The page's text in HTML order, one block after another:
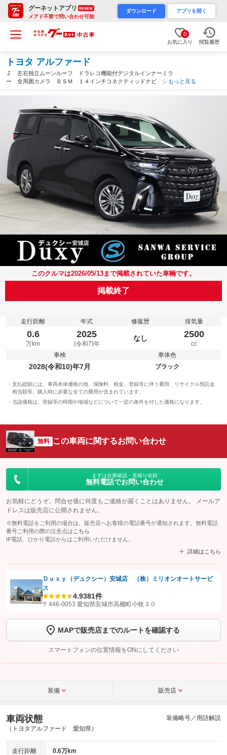
グーネットアプリ RENEW
メアド不要で問い合わせ可能
ダウンロード アプリを開く
0
お気に入り 閲覧履歴
トヨタ アルファード
Ｚ 左右独立ムーンルーフ ドラレコ機能付デジタルインナーミラ
ー 全周囲カメラ ＢＳＭ １４インチコネクティッドナビ シー
トメモリー付パワーシート シートヒーター＆ベンチレーション
ステアリングヒーター（愛知県）
もっと見る
このクルマは2026/05/13まで掲載されていた車輛です。
掲載終了
走行距離
0.6
万km
年式
2025
(令和7)年
修復歴
なし
排気量
2500
cc
車検
2028(令和10)年7月
車体色
ブラック
支払総額には、車両本体価格の他、保険料、税金、登録等に伴う費用、リサイクル預託金
相当額等、購入時に必要な全ての費用が含まれています。
当該価格は、登録等の時期や地域などについて一定の条件を付した価格になります。
無料 この車両に関するお問い合わせ
まずは在庫確認・見積り依頼
無料電話でお問い合わせ
お気軽にどうぞ。問合せ後に何度もご連絡が届くことはありません。 メールア
ドレスは販売店に公開されません。
※無料電話をご利用の場合は、販売店へお客様の電話番号が通知されます。無料電話
番号ご利用の際の注意点は こちら
IP電話、ひかり電話からはご利用いただけません。
詳細はこちら
【STEP1】認証画面でグーネットを友だち追加してから「許可する」ボタンを押
します
【STEP2】 トーク画面で
完了してください。
こちら
Ｄｕｘｙ（デュクシー）安城店 （株）ミリオンオートサービ
ス
4.9381件
〒446-0053 愛知県安城市高棚町小牧３０
MAPで販売店までのルートを確認する
スマートフォンの位置情報をONにしてください
装備 販売店
車両状態
（トヨタアルファード 愛知県）
装備略号／用語解説
走行距離 0.6万km